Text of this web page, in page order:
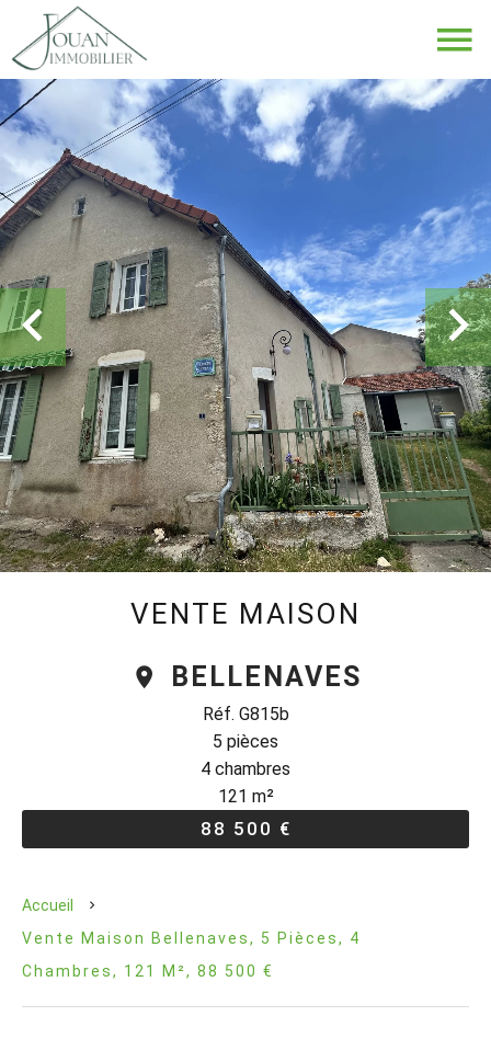
VENTE MAISON
BELLENAVES
Réf. G815b
5 pièces
4 chambres
121 m²
88 500 €
Accueil
Vente Maison Bellenaves, 5 Pièces, 4
Chambres, 121 M², 88 500 €